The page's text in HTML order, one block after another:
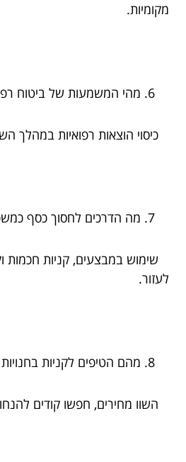
מקומיות.
מהי המשמעות של ביטוח
כיסוי הוצאות רפואיות במהלך
מה הדרכים לחסוך כסף
שימוש במבצעים, קניות חכמות
לעזור.
מהם הטיפים לקניות
השוו מחירים, חפשו קודים